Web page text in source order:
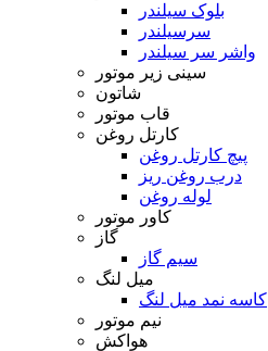
بلوک سیلندر
سرسیلندر
واشر سر سیلندر
سینی زیر موتور
شاتون
قاب موتور
کارتل روغن
پیچ کارتل روغن
درب روغن ریز
لوله روغن
کاور موتور
گاز
سیم گاز
میل لنگ
کاسه نمد میل لنگ
نیم موتور
هواکش